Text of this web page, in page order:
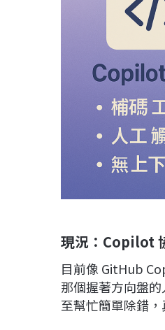
現況：Copilot
目前像 GitHub
那個握著方向盤
至幫忙簡單除錯，